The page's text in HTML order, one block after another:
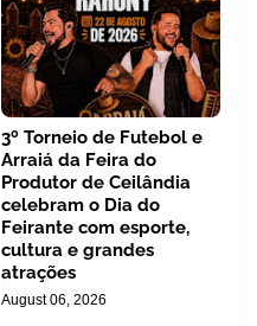
3º Torneio de Futebol e
Arraiá da Feira do
Produtor de Ceilândia
celebram o Dia do
Feirante com esporte,
cultura e grandes
atrações
August 06, 2026